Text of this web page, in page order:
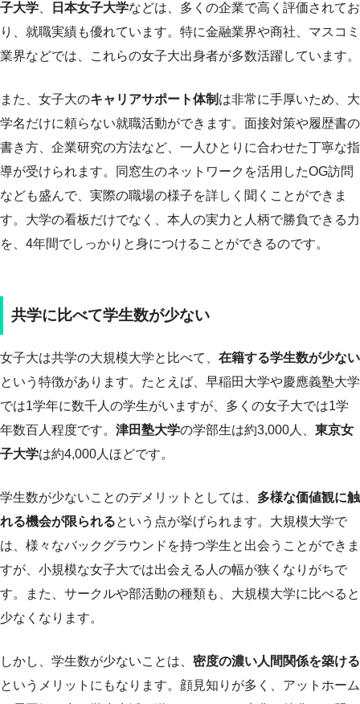
子大学、 日本女子大学などは、多くの企業で高く評価されてお
り、就職実績も優れています。特に金融業界や商社、マスコミ
業界などでは、これらの女子大出身者が多数活躍しています。
また、女子大のキャリアサポート体制 は非常に手厚いため、大
学名だけに頼らない就職活動ができます。面接対策や履歴書の
書き方、企業研究の方法など、一人ひとりに合わせた丁寧な指
導が受けられます。同窓生のネットワークを活用したOG訪問
なども盛んで、実際の職場の様子を詳しく聞くことができま
す。大学の看板だけでなく、本人の実力と人柄で勝負できる力
を、4年間でしっかりと身につけることができるのです。
共学に比べて学生数が少ない
女子大は共学の大規模大学と比べて、 在籍する学生数が少ない
という特徴があります。たとえば、早稲田大学や慶應義塾大学
では1学年に数千人の学生がいますが、多くの女子大では1学
年数百人程度です。 津田塾大学の学部生は約3,000人、 東京女
子大学は約4,000人ほどです。
学生数が少ないことのデメリットとしては、 多様な価値観に触
れる機会が限られるという点が挙げられます。大規模大学で
は、様々なバックグラウンドを持つ学生と出会うことができま
すが、小規模な女子大では出会える人の幅が狭くなりがちで
す。また、サークルや部活動の種類も、大規模大学に比べると
少なくなります。
しかし、学生数が少ないことは、 密度の濃い人間関係を築ける
というメリットにもなります。顔見知りが多く、アットホーム